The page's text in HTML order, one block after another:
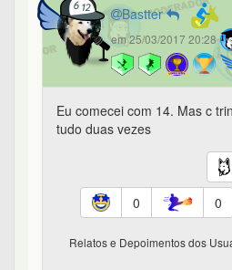
Bastter
em 25/03/2017 20:28
Eu comecei com 14. Mas c
tudo duas vezes
0
0
Relatos e Depoimentos dos